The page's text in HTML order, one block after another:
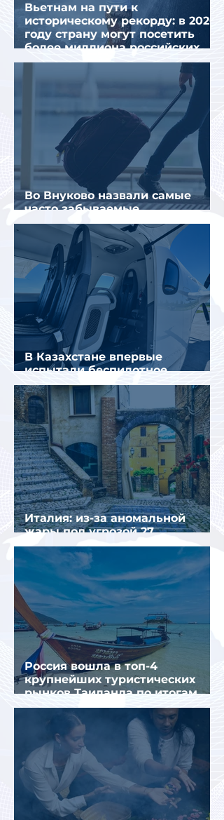
Вьетнам на пути к
историческому рекорду: в 2026
году страну могут посетить
более миллиона российских
туристов
Во Внуково назвали самые
часто забываемые
пассажирами вещи
В Казахстане впервые
испытали беспилотное
аэротакси с пассажирами
Италия: из-за аномальной
жары под угрозой 27
крупнейших городов
Россия вошла в топ-4
крупнейших туристических
рынков Таиланда по итогам
семи месяцев 2026 года